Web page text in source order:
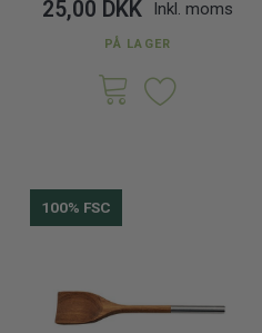
25,00 DKK Inkl. moms
PÅ LAGER
100% FSC